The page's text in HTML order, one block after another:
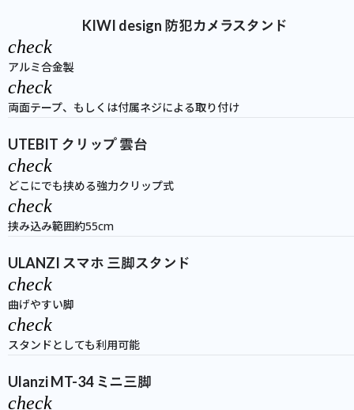
KIWI design 防犯カメラスタンド
check
アルミ合金製
check
両面テープ、もしくは付属ネジによる取り付け
UTEBIT クリップ 雲台
check
どこにでも挟める強力クリップ式
check
挟み込み範囲約55cm
ULANZI スマホ 三脚スタンド
check
曲げやすい脚
check
スタンドとしても利用可能
Ulanzi MT-34 ミニ三脚
check